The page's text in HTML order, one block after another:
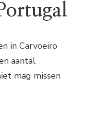
in Carvoeiro
aantal
mag missen